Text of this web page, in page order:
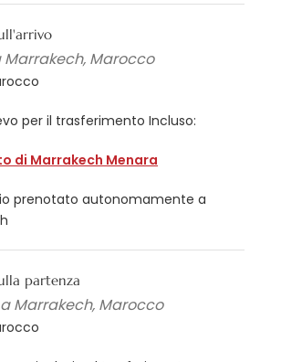
Marocco
per il trasferimento Incluso:
di Marrakech Menara
prenotato autonomamente a
partenza
Marrakech, Marocco